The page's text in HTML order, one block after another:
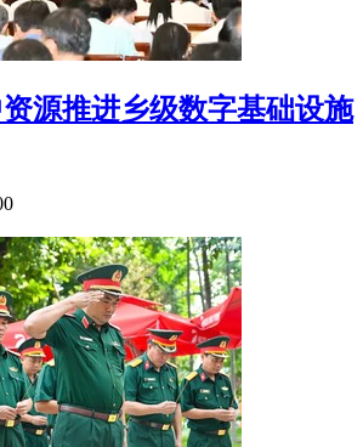
源推进乡级数字基础设施